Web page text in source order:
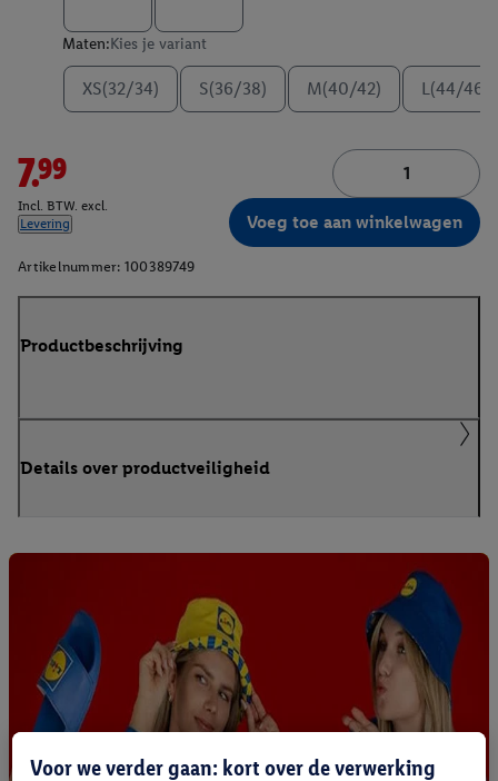
Maten:Kies je variant
XS(32/34) S(36/38) M(40/42) L(44/46)
7.99
Incl. BTW. excl.
Levering
Voeg toe aan winkelwagen
Artikelnummer: 100389749
Productbeschrijving
Details over productveiligheid
Voor we verder gaan: kort over de verwerking